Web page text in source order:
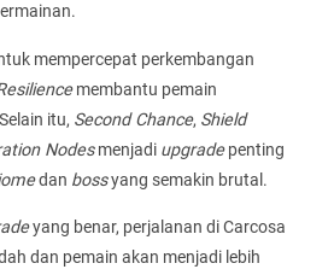
mempercepat perkembangan
membantu pemain
itu, Second Chance, Shield
Nodesmenjadi upgradepenting
dan bossyang semakin brutal.
yang benar, perjalanan di Carcosa
dan pemain akan menjadi lebih